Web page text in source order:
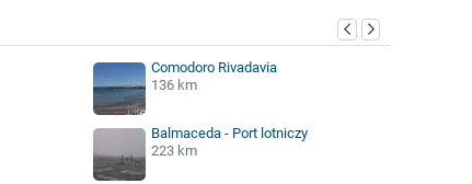
Comodoro Rivadavia
136 km
Balmaceda - Port lotniczy
223 km